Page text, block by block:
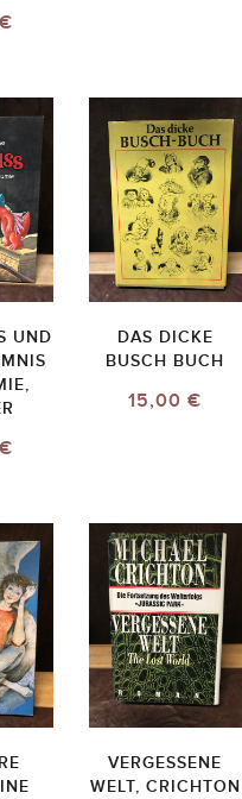
UND
DAS DICKE
BUSCH BUCH
15,00 €
VERGESSENE
WELT, CRICHTON